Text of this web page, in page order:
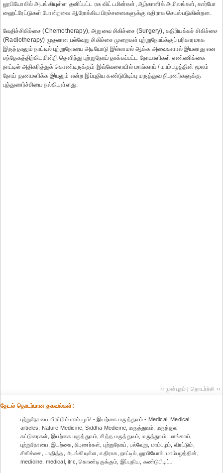
லூபியோலில் அடங்கியுள்ள தனிப்பட்ட ரக விட்டமின்கள், ஆர்கானிக் அமிலங்கள், கார்போ
ஹைட்ரேட்டுகள் போன்றவை ஆரோக்கிய பிரச்சனைகளுக்கு எதிராக செயல்படுகின்றன.
வேதிச்சிகிச்சை (Chemotherapy), அறுவை சிகிச்சை (Surgery), கதிரியக்கச் சிகிச்சை
(Radiotherapy) முதலான பல்வேறு சிகிச்சை முறைகள் புற்றுநோய்க்குப் பரிகாரமாக
இருந்தாலும் நாட்டில் புற்றுநோயை அடியோடு இல்லாமல் ஆக்க அவைகளால் இயலாது என
சந்தேகத்திற்கிடமின்றி தெளிந்து புற்றுநோய் தாக்கப்பட்ட நோயாளிகள் எண்ணிக்கை
நாட்டில் அதிகரித்துக் கொண்டிருக்கும் இவ்வேளையில் மாங்காய் / மாம்பழத்தின் மூலம்
நோய் குணமளிக்க இயலும் என்ற இப்புதிய கண்டுபிடிப்பு மருத்துவ நிபுணர்களுக்கு
புத்துணர்ச்சியை நல்கியுள்ளது.
‹‹ முன்புறம் | தொடர்ச்சி ››
தேட‌ல் தொட‌ர்பான தகவ‌ல்க‌ள்:
புற்றுநோயை விரட்டும் மாம்பழம்! - இயற்கை மருத்துவம் - Medical, Medical
articles, Nature Medicine, Siddha Medicine, மருத்துவம், மருத்துவ
கட்டுரைகள், இயற்கை மருத்துவம், சித்த மருத்துவம், மருத்துவம், மாங்காய்,
புற்றுநோயை, இயற்கை, நிபுணர்கள், புற்றுநோய், பல்வேறு, மாம்பழம், விரட்டும்,
சிகிச்சை, பாதித்த, அடங்கியுள்ள, எதிராக, நாட்டில், லூபியோல், மாம்பழத்தின்,
medicine, medical, itrc, கொண்டிருக்கும், இப்புதிய, கண்டுபிடிப்பு